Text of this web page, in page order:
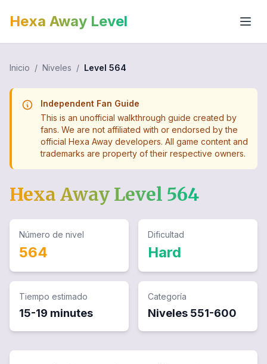
Hexa Away Level
Inicio / Niveles / Level 564
Independent Fan Guide
This is an unofficial walkthrough guide created by
fans. We are not affiliated with or endorsed by the
official Hexa Away developers. All game content and
trademarks are property of their respective owners.
Hexa Away Level 564
Número de nivel
564
Dificultad
Hard
Tiempo estimado
15-19 minutes
Categoría
Niveles 551-600